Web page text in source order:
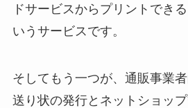
ドサービスからプリントでき
いうサービスです。
そしてもう一つが、通販事業者
送り状の発行とネットショッ